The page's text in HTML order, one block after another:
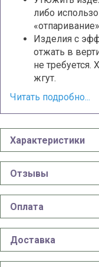
либо
Изделия с
отжать в
не требуется.
жгут.
Читать подробно...
Характеристики
Отзывы
Оплата
Доставка